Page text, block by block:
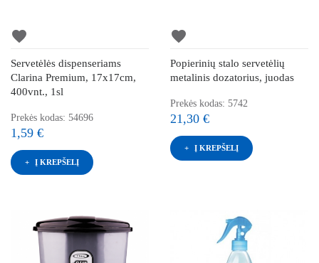
favorite
Servetėlės dispenseriams
Clarina Premium, 17x17cm,
400vnt., 1sl
Prekės kodas: 54696
1,59 €
Į KREPŠELĮ
favorite
Popierinių stalo servetėlių
metalinis dozatorius, juodas
Prekės kodas: 5742
21,30 €
Į KREPŠELĮ